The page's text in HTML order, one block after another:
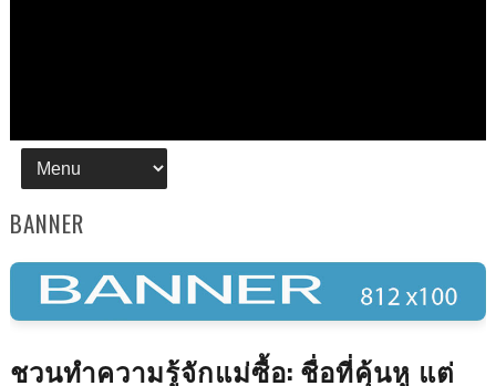
BANNER
ชวนทำความรู้จักแม่ซื้อ: ชื่อที่คุ้นหู แต่